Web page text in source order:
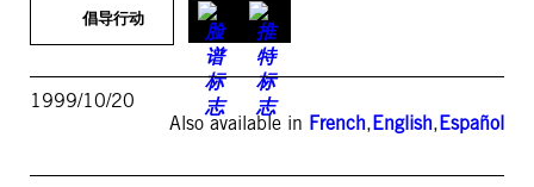
倡导行动
1999/10/20
Also available in French,English,Español